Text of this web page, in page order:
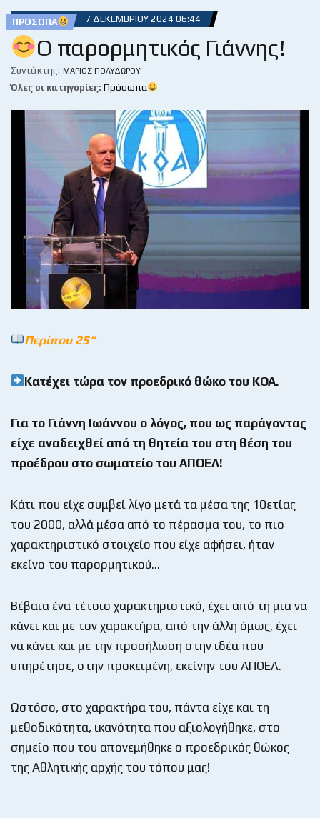
ΠΡΌΣΩΠΑ 7 ΔΕΚΕΜΒΡΊΟΥ 2024 06:44
Ο παρορμητικός Γιάννης!
Συντάκτης: ΜΆΡΙΟΣ ΠΟΛΥΔΏΡΟΥ
Όλες οι κατηγορίες: Πρόσωπα
Περίπου 25“
Κατέχει τώρα τον προεδρικό θώκο του ΚΟΑ.
Για το Γιάννη Ιωάννου ο λόγος, που ως παράγοντας
είχε αναδειχθεί από τη θητεία του στη θέση του
προέδρου στο σωματείο του ΑΠΟΕΛ!
Κάτι που είχε συμβεί λίγο μετά τα μέσα της 10ετίας
του 2000, αλλά μέσα από το πέρασμα του, το πιο
χαρακτηριστικό στοιχείο που είχε αφήσει, ήταν
εκείνο του παρορμητικού…
Βέβαια ένα τέτοιο χαρακτηριστικό, έχει από τη μια να
κάνει και με τον χαρακτήρα, από την άλλη όμως, έχει
να κάνει και με την προσήλωση στην ιδέα που
υπηρέτησε, στην προκειμένη, εκείνην του ΑΠΟΕΛ.
Ωστόσο, στο χαρακτήρα του, πάντα είχε και τη
μεθοδικότητα, ικανότητα που αξιολογήθηκε, στο
σημείο που του απονεμήθηκε ο προεδρικός θώκος
της Αθλητικής αρχής του τόπου μας!